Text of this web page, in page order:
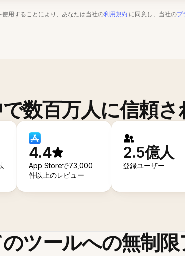
使用することにより、あなたは当社の利用規約 に同意し、当社のプ
数百万人に信頼
4.4
App Storeで73,000
件以上のレビュー
2.5億人
登録ユーザー
ツールへの無制限